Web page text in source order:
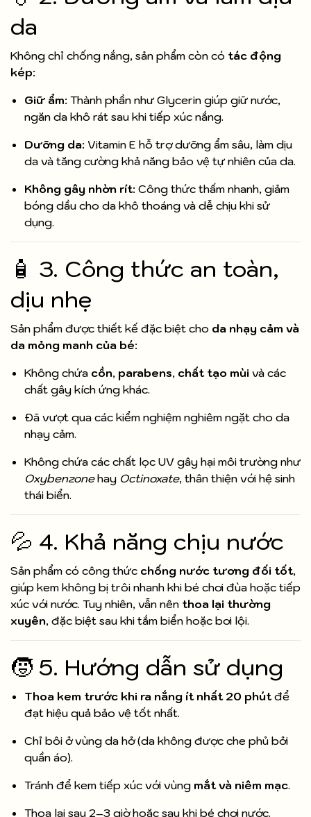
da
Không chỉ chống nắng, sản phẩm còn có tác động
kép:
Giữ ẩm: Thành phần như Gly­cerin giúp giữ nước,
ngăn da khô rát sau khi tiếp xúc nắng.
Dưỡng da: Vitamin E hỗ trợ dưỡng ẩm sâu, làm dịu
da và tăng cường khả năng bảo vệ tự nhiên của da.
Không gây nhờn rít: Công thức thấm nhanh, giảm
bóng dầu cho da khô thoáng và dễ chịu khi sử
dụng.
🧴 3. Công thức an toàn,
dịu nhẹ
Sản phẩm được thiết kế đặc biệt cho da nhạy cảm và
da mỏng manh của bé:
Không chứa cồn, parabens, chất tạo mùi và các
chất gây kích ứng khác.
Đã vượt qua các kiểm nghiệm nghiêm ngặt cho da
nhạy cảm.
Không chứa các chất lọc UV gây hại môi trường như
Oxybenzonehay Octinoxate, thân thiện với hệ sinh
thái biển.
💦 4. Khả năng chịu nước
Sản phẩm có công thức chống nước tương đối tốt,
giúp kem không bị trôi nhanh khi bé chơi đùa hoặc tiếp
xúc với nước. Tuy nhiên, vẫn nên thoa lại thường
xuyên, đặc biệt sau khi tắm biển hoặc bơi lội.
🧒 5. Hướng dẫn sử dụng
Thoa kem trước khi ra nắng ít nhất 20 phútđể
đạt hiệu quả bảo vệ tốt nhất.
Chỉ bôi ở vùng da hở (da không được che phủ bởi
quần áo).
Tránh để kem tiếp xúc với vùng mắt và niêm mạc.
Thoa lại sau 2–3 giờ hoặc sau khi bé chơi nước.